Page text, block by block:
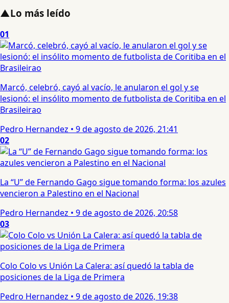
▲Lo más leído
01
Marcó, celebró, cayó al vacío, le anularon el gol y se
lesionó: el insólito momento de futbolista de Coritiba en el
Brasileirao
Pedro Hernandez • 9 de agosto de 2026, 21:41
02
La “U” de Fernando Gago sigue tomando forma: los azules
vencieron a Palestino en el Nacional
Pedro Hernandez • 9 de agosto de 2026, 20:58
03
Colo Colo vs Unión La Calera: así quedó la tabla de
posiciones de la Liga de Primera
Pedro Hernandez • 9 de agosto de 2026, 19:38